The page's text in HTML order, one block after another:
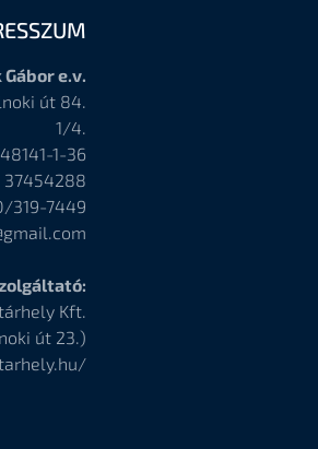
e.v.
út 84.
1/4.
1-36
37454288
319-7449
Kft.
út 23.)